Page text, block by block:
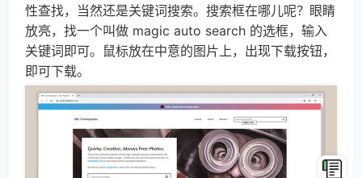
性查找，当然还是关键词搜索。搜索框在哪儿呢？眼睛
放亮，找一个叫做 magic auto search 的选框，输入
关键词即可。鼠标放在中意的图片上，出现下载按钮，
即可下载。